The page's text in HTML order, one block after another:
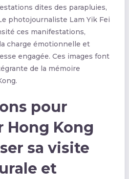
dites des parapluies,
photojournaliste Lam Yik Fei
ces manifestations,
charge émotionnelle et
engagée. Ces images font
de la mémoire
pour
Hong Kong
sa visite
et